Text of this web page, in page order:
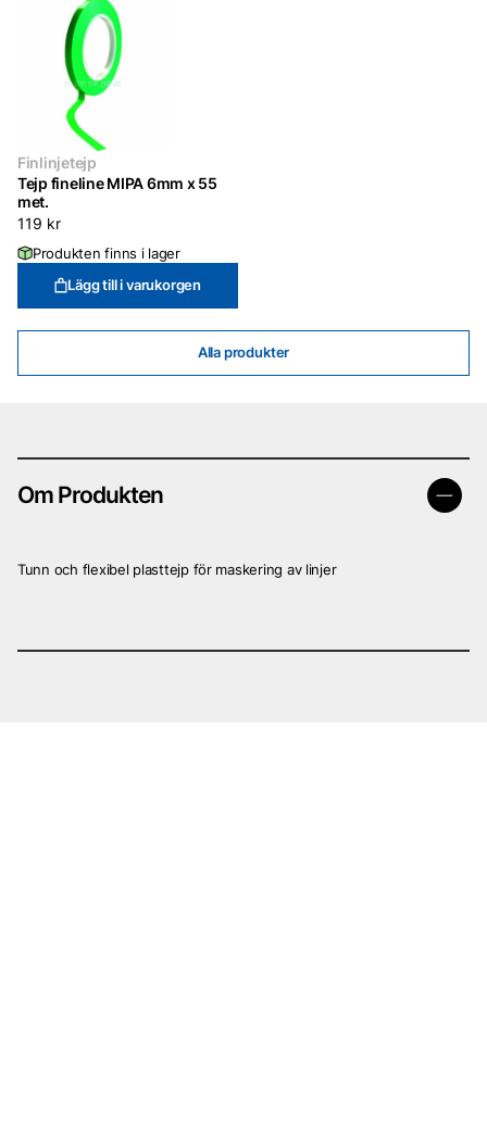
Alla produkter
Finlinjetejp
Tejp fineline MIPA 6mm x 55
met.
119 kr
Produkten finns i lager
Lägg till i varukorgen
Om Produkten
Tunn och flexibel plasttejp för maskering av linjer